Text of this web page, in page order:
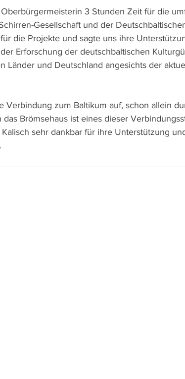
3 Stunden Zeit für die
Gesellschaft und der
die Projekte und sagte uns ihre
Erforschung der deutschbaltischen
Länder und Deutschland angesichts der
Verbindung zum Baltikum auf, schon allein
das Brömsehaus ist eines dieser
sehr dankbar für ihre Unterstützung